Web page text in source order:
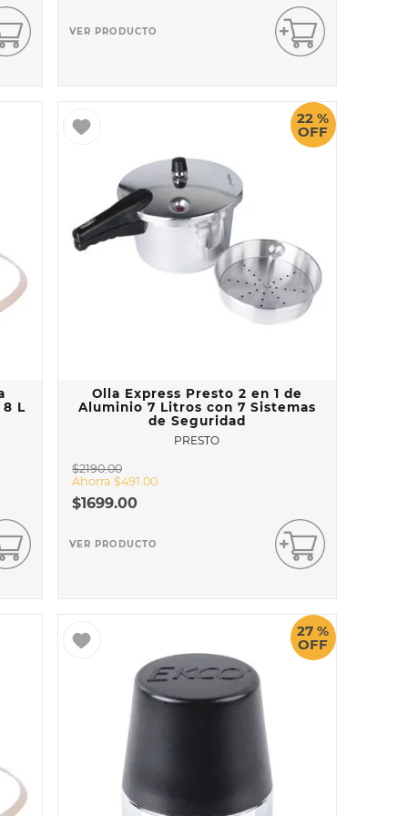
VER PRODUCTO
8 L
22 %
OFF
Olla Express Presto 2 en 1 de
Aluminio 7 Litros con 7 Sistemas
de Seguridad
PRESTO
$2190.00
Ahorra $491.00
$1699.00
VER PRODUCTO
27 %
OFF